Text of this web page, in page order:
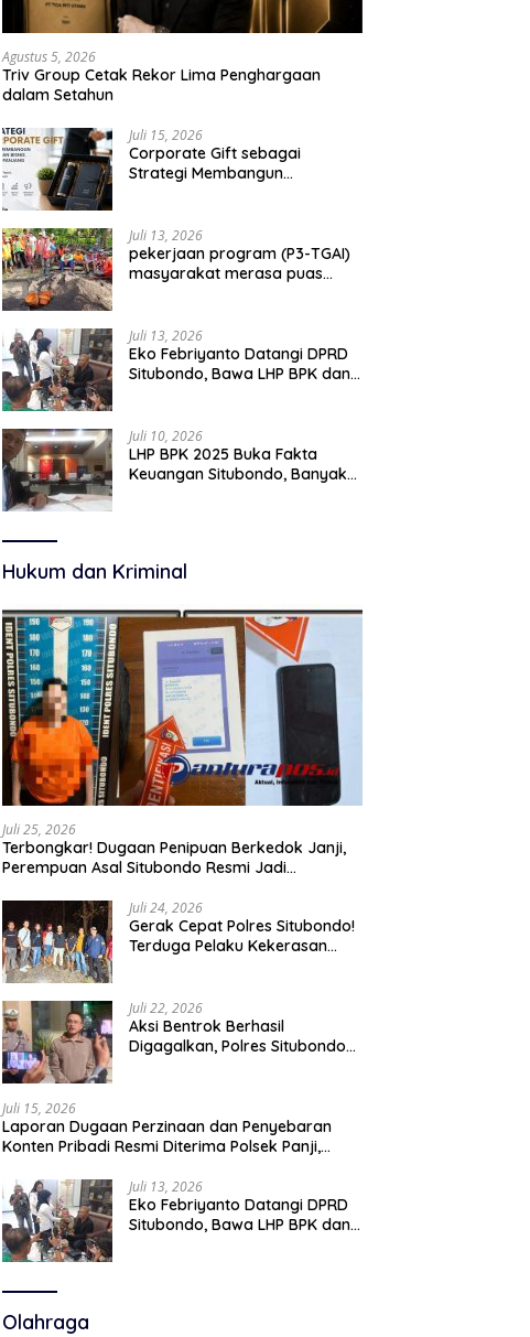
Haul Masyayikh 2026 Berjalan
Sekitar 100 Ribu Jamaah
dan Soliditas TNI-Polri Jaga
Agustus 5, 2026
Triv Group Cetak Rekor Lima Penghargaan
dalam Setahun
Juli 15, 2026
Corporate Gift sebagai
Strategi Membangun
Juli 13, 2026
pekerjaan program (P3-TGAI)
masyarakat merasa puas
Juli 13, 2026
Eko Febriyanto Datangi DPRD
Situbondo, Bawa LHP BPK dan
Juli 10, 2026
LHP BPK 2025 Buka Fakta
Keuangan Situbondo, Banyak
Hukum dan Kriminal
Juli 25, 2026
Terbongkar! Dugaan Penipuan Berkedok Janji,
Perempuan Asal Situbondo Resmi Jadi
Juli 24, 2026
Gerak Cepat Polres Situbondo!
Terduga Pelaku Kekerasan
Juli 22, 2026
Aksi Bentrok Berhasil
Digagalkan, Polres Situbondo
Juli 15, 2026
Laporan Dugaan Perzinaan dan Penyebaran
Konten Pribadi Resmi Diterima Polsek Panji,
Juli 13, 2026
Eko Febriyanto Datangi DPRD
Situbondo, Bawa LHP BPK dan
Olahraga